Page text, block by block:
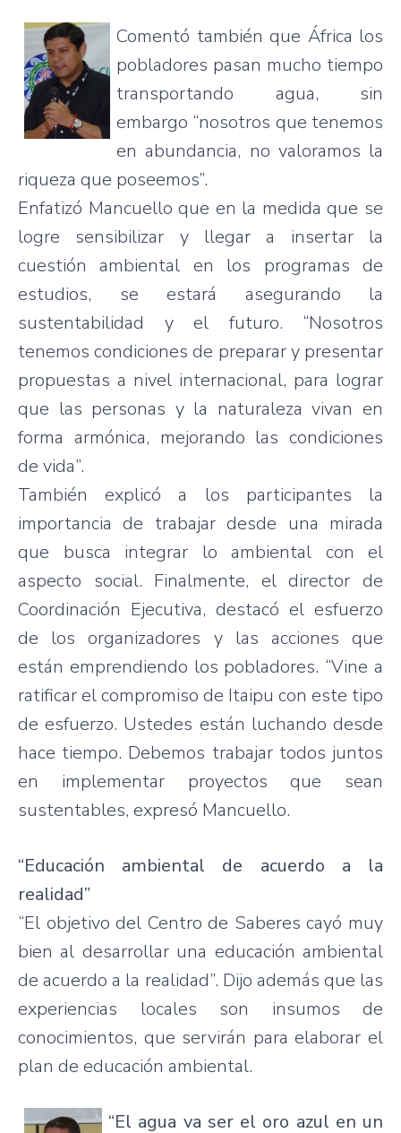
Comentó también que África los
pobladores pasan mucho tiempo
transportando agua, sin
embargo “nosotros que tenemos
en abundancia, no valoramos la
riqueza que poseemos”.
Enfatizó Mancuello que en la medida que se
logre sensibilizar y llegar a insertar la
cuestión ambiental en los programas de
estudios, se estará asegurando la
sustentabilidad y el futuro. “Nosotros
tenemos condiciones de preparar y presentar
propuestas a nivel internacional, para lograr
que las personas y la naturaleza vivan en
forma armónica, mejorando las condiciones
de vida”.
También explicó a los participantes la
importancia de trabajar desde una mirada
que busca integrar lo ambiental con el
aspecto social. Finalmente, el director de
Coordinación Ejecutiva, destacó el esfuerzo
de los organizadores y las acciones que
están emprendiendo los pobladores. “Vine a
ratificar el compromiso de Itaipu con este tipo
de esfuerzo. Ustedes están luchando desde
hace tiempo. Debemos trabajar todos juntos
en implementar proyectos que sean
sustentables, expresó Mancuello.
“Educación ambiental de acuerdo a la
realidad”
“El objetivo del Centro de Saberes cayó muy
bien al desarrollar una educación ambiental
de acuerdo a la realidad”. Dijo además que las
experiencias locales son insumos de
conocimientos, que servirán para elaborar el
plan de educación ambiental.
“El agua va ser el oro azul en un